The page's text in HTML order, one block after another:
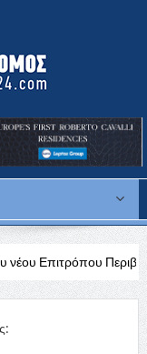
Περιβάλλοντος και
2026